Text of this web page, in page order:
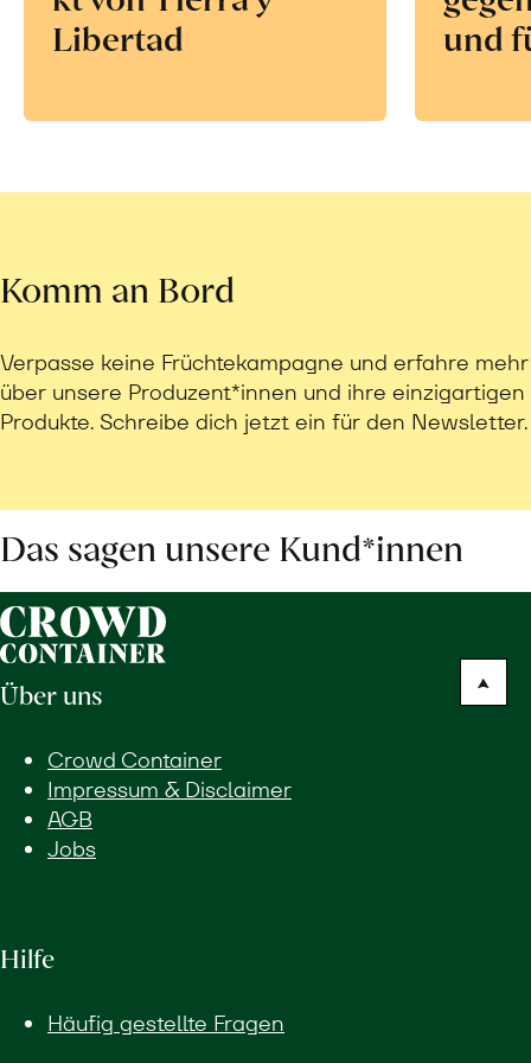
Libertad
und
Komm an Bord
Verpasse keine Früchtekampagne und erfahre mehr
über unsere Produzent*innen und ihre einzigartigen
Produkte. Schreibe dich jetzt ein für den Newsletter.
Das sagen unsere Kund*innen
Über uns
Crowd Container
Impressum & Disclaimer
AGB
Jobs
Hilfe
Häufig gestellte Fragen